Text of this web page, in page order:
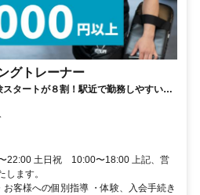
グトレーナー
タートが８割！駅近で勤務しやすい！
22:00 土日祝 10:00〜18:00 上記、営
ます。
客様への個別指導 ・体験、入会手続き